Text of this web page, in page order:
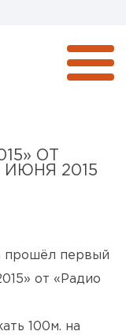
ОТ
2015
прошёл первый
от «Радио
100м. на